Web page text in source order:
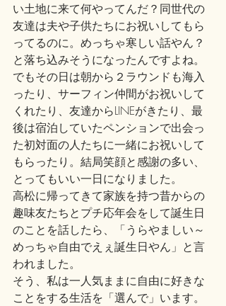
い土地に来て何やってんだ？同世代の
友達は夫や子供たちにお祝いしてもら
ってるのに。めっちゃ寒しい話やん？
と落ち込みそうになったんですよね。
でもその日は朝から２ラウンドも海入
ったり、サーフィン仲間がお祝いして
くれたり、友達からLINEがきたり、最
後は宿泊していたペンションで出会っ
た初対面の人たちに一緒にお祝いして
もらったり。結局笑顔と感謝の多い、
とってもいい一日になりました。
高松に帰ってきて家族を持つ昔からの
趣味友たちとプチ応年会をして誕生日
のことを話したら、「うらやましい～
めっちゃ自由でえぇ誕生日やん」と言
われました。
そう、私は一人気ままに自由に好きな
ことをする生活を「選んで」います。